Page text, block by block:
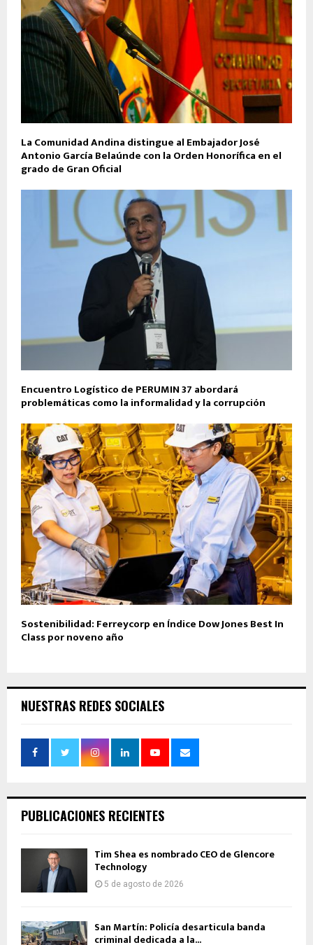
La Comunidad Andina distingue al Embajador José
Antonio García Belaúnde con la Orden Honorífica en el
grado de Gran Oficial
Encuentro Logístico de PERUMIN 37 abordará
problemáticas como la informalidad y la corrupción
Sostenibilidad: Ferreycorp en Índice Dow Jones Best In
Class por noveno año
NUESTRAS REDES SOCIALES
PUBLICACIONES RECIENTES
Tim Shea es nombrado CEO de Glencore
Technology
5 de agosto de 2026
San Martín: Policía desarticula banda
criminal dedicada a la...